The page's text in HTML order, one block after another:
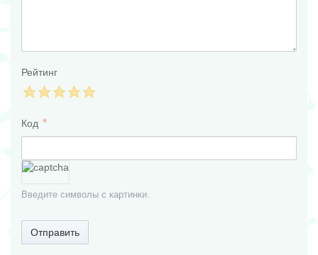
Рейтинг
Код
Введите символы с картинки.
Отправить